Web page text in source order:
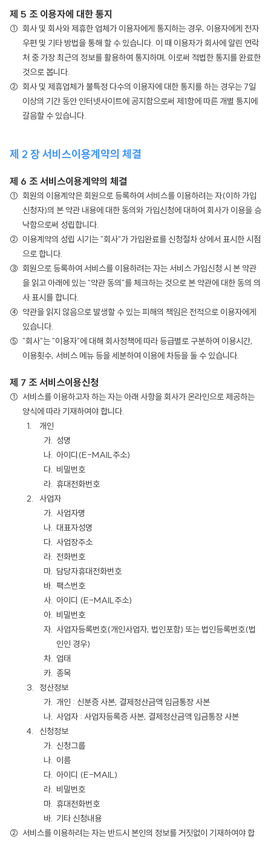
제 5 조 이용자에 대한 통지
회사 및 회사와 제휴한 업체가 이용자에게 통지하는 경우, 이용자에게 전자
우편 및 기타 방법을 통해 할 수 있습니다. 이 때 이용자가 회사에 알린 연락
처 중 가장 최근의 정보를 활용하여 통지하며, 이로써 적법한 통지를 완료한
것으로 봅니다.
회사 및 제휴업체가 불특정 다수의 이용자에 대한 통지를 하는 경우는 7일
이상의 기간 동안 인터넷사이트에 공지함으로써 제1항에 따른 개별 통지에
갈음할 수 있습니다.
제 2 장 서비스이용계약의 체결
제 6 조 서비스이용계약의 체결
회원의 이용계약은 회원으로 등록하여 서비스를 이용하려는 자(이하 가입
신청자)의 본 약관 내용에 대한 동의와 가입신청에 대하여 회사가 이용을 승
낙함으로써 성립합니다.
이용계약의 성립 시기는 "회사"가 가입완료를 신청절차 상에서 표시한 시점
으로 합니다.
회원으로 등록하여 서비스를 이용하려는 자는 서비스 가입신청 시 본 약관
을 읽고 아래에 있는 "약관 동의"를 체크하는 것으로 본 약관에 대한 동의 의
사 표시를 합니다.
약관을 읽지 않음으로 발생할 수 있는 피해의 책임은 전적으로 이용자에게
있습니다.
"회사"는 "이용자"에 대해 회사정책에 따라 등급별로 구분하여 이용시간,
이용횟수, 서비스 메뉴 등을 세분하여 이용에 차등을 둘 수 있습니다.
제 7 조 서비스이용신청
서비스를 이용하고자 하는 자는 아래 사항을 회사가 온라인으로 제공하는
양식에 따라 기재하여야 합니다.
개인
성명
아이디(E-MAIL주소)
비밀번호
휴대전화번호
사업자
사업자명
대표자성명
사업장주소
전화번호
담당자휴대전화번호
팩스번호
아이디 (E-MAIL주소)
비밀번호
사업자등록번호(개인사업자, 법인포함) 또는 법인등록번호(법
인인 경우)
업태
종목
정산정보
개인 : 신분증 사본, 결제정산금액 입금통장 사본
사업자 : 사업자등록증 사본, 결제정산금액 입금통장 사본
신청정보
신청그룹
이름
아이디 (E-MAIL)
비밀번호
휴대전화번호
기타 신청내용
서비스를 이용하려는 자는 반드시 본인의 정보를 거짓없이 기재하여야 합